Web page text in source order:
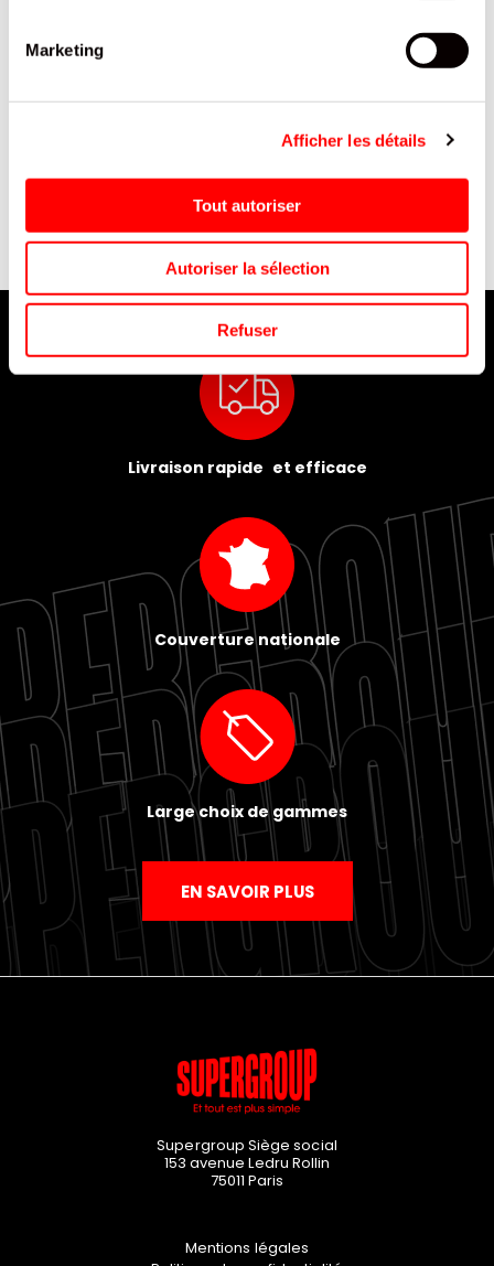
Marketing
Afficher les détails
Tout autoriser
Autoriser la sélection
Refuser
/ 10
Livraison rapide et efficace
Couverture nationale
Large choix de gammes
EN SAVOIR PLUS
Supergroup Siège social
153 avenue Ledru Rollin
75011 Paris
Mentions légales